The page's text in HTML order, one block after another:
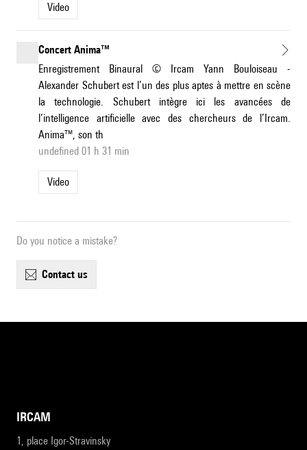
Video
Concert Anima™
Enregistrement Binaural © Ircam Yann Bouloiseau -
Alexander Schubert est l’un des plus aptes à mettre en scène
la technologie. Schubert intègre ici les avancées de
l’intelligence artificielle avec des chercheurs de l’Ircam.
Anima™, son th
undefined 01 h 31 min
Video
Do you notice a mistake?
contact us
IRCAM
1, place Igor-Stravinsky